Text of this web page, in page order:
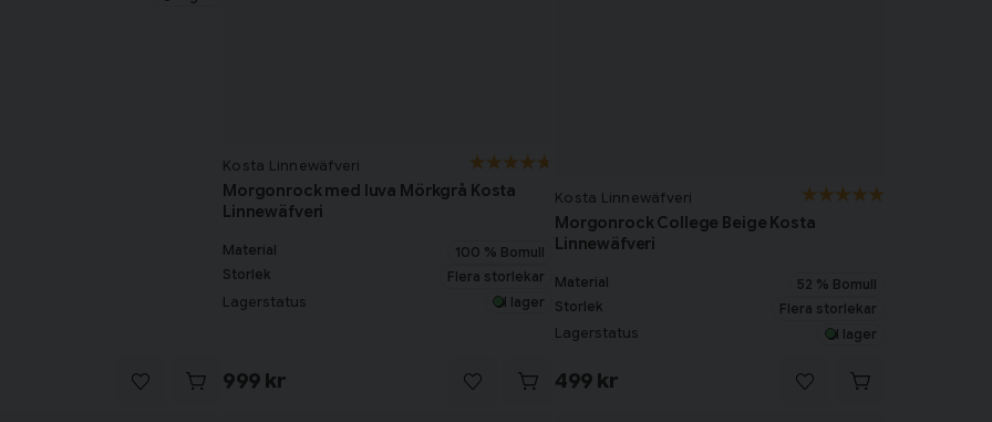
Kosta Linnewäfveri
Morgonrock med luva Mörkgrå Kosta
Linnewäfveri
Material
100 % Bomull
Storlek
Flera storlekar
Lagerstatus I lager
999 kr
Kosta Linnewäfveri
Morgonrock College Beige Kosta
Linnewäfveri
Material
52 % Bomull
Storlek
Flera storlekar
Lagerstatus I lager
499 kr